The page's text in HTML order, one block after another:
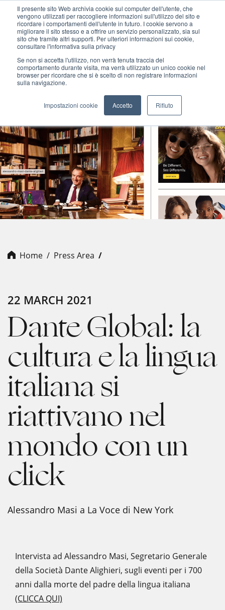
Il presente sito Web archivia cookie sul computer dell'utente, che
vengono utilizzati per raccogliere informazioni sull'utilizzo del sito e
ricordare i comportamenti dell'utente in futuro. I cookie servono a
migliorare il sito stesso e a offrire un servizio personalizzato, sia sul
sito che tramite altri supporti. Per ulteriori informazioni sui cookie,
consultare l'informativa sulla privacy
Se non si accetta l'utilizzo, non verrà tenuta traccia del
comportamento durante visita, ma verrà utilizzato un unico cookie nel
browser per ricordare che si è scelto di non registrare informazioni
sulla navigazione.
Impostazioni cookie Accetto Rifiuto
MENU
Home Press Area
22 MARCH 2021
Dante Global: la
cultura e la lingua
italiana si
riattivano nel
mondo con un
click
Alessandro Masi a La Voce di New York
Intervista ad Alessandro Masi, Segretario Generale
della Società Dante Alighieri, sugli eventi per i 700
anni dalla morte del padre della lingua italiana
(CLICCA QUI)